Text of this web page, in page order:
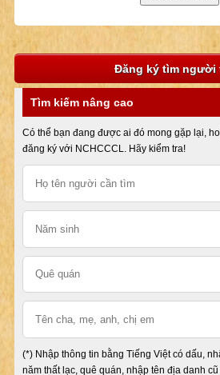
Đăng ký tìm người
Tìm kiếm nâng cao
Có thể bạn đang được ai đó mong gặp lại,
đăng ký với NCHCCCL. Hãy kiểm tra!
(*) Nhập thông tin bằng Tiếng Việt có dấu,
năm thất lạc, quê quán, nhập tên địa danh